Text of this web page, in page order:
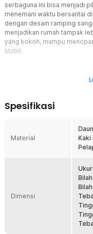
serbaguna ini bisa menjadi
menemani waktu bersantai
dengan desain ramping
menjadikan rumah tampak
yang kokoh, mampu
stabil.
material kayu MDF yang
sehingga meja cocok
tambahan di sudut
permukaan persegi
kestabilan tambahan dan
seperti laptop, makanan,
Bahan Berkualitas
Bagian daun meja terbuat
meja menggunakan
tidak mudah berkarat.
Spesifikasi
Material
Kaki
Dimensi